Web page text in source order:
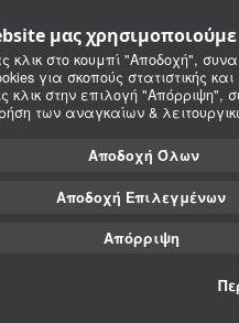
μας
κλικ στο κουμπί "Αποδοχή",
για σκοπούς στατιστικής
κλικ στην επιλογή "Απόρριψη",
των αναγκαίων &
Αποδοχή Όλων
Αποδοχή Επιλεγμένων
Απόρριψη